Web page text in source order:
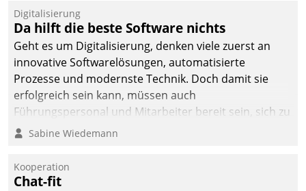
Digitalisierung
Da hilft die beste Software nichts
Geht es um Digitalisierung, denken viele zuerst an
innovative Softwarelösungen, automatisierte
Prozesse und modernste Technik. Doch damit sie
erfolgreich sein kann, müssen auch
Führungspersonal und Mitarbeiter bereit sein, sich zu
verändern und anzupassen, sonst werden sie an ihr
Sabine Wiedemann
Kooperation
Chat-fit